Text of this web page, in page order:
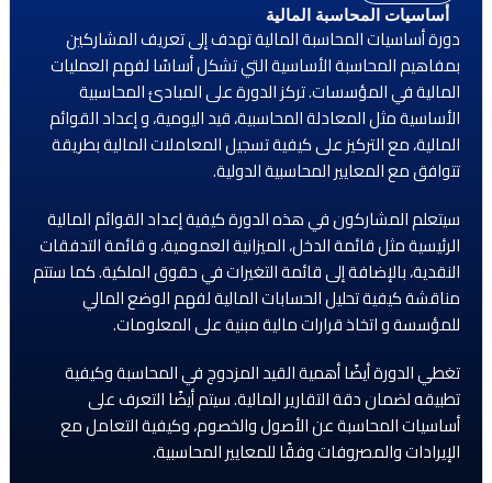
أساسيات المحاسبة المالية
دورة أساسيات المحاسبة المالية تهدف إلى تعريف المشاركين
بمفاهيم المحاسبة الأساسية التي تشكل أساسًا لفهم العمليات
المالية في المؤسسات. تركز الدورة على المبادئ المحاسبية
الأساسية مثل المعادلة المحاسبية، قيد اليومية، و إعداد القوائم
المالية، مع التركيز على كيفية تسجيل المعاملات المالية بطريقة
تتوافق مع المعايير المحاسبية الدولية.
سيتعلم المشاركون في هذه الدورة كيفية إعداد القوائم المالية
الرئيسية مثل قائمة الدخل، الميزانية العمومية، و قائمة التدفقات
النقدية، بالإضافة إلى قائمة التغيرات في حقوق الملكية. كما ستتم
مناقشة كيفية تحليل الحسابات المالية لفهم الوضع المالي
للمؤسسة و اتخاذ قرارات مالية مبنية على المعلومات.
تغطي الدورة أيضًا أهمية القيد المزدوج في المحاسبة وكيفية
تطبيقه لضمان دقة التقارير المالية. سيتم أيضًا التعرف على
أساسيات المحاسبة عن الأصول والخصوم، وكيفية التعامل مع
الإيرادات والمصروفات وفقًا للمعايير المحاسبية.